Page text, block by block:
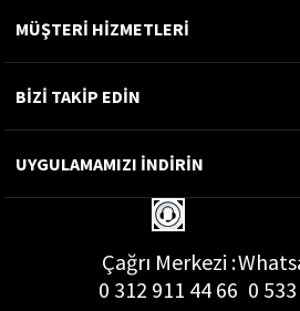
MÜŞTERİ HİZMETLERİ
BİZİ TAKİP EDİN
UYGULAMAMIZI İNDİRİN
Çağrı Merkezi :
0 312 911 44 66 0